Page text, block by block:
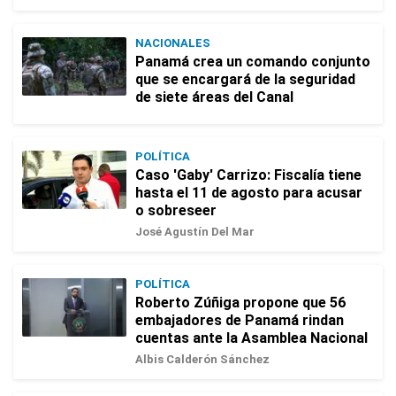
NACIONALES
Panamá crea un comando conjunto
que se encargará de la seguridad
de siete áreas del Canal
POLÍTICA
Caso 'Gaby' Carrizo: Fiscalía tiene
hasta el 11 de agosto para acusar
o sobreseer
José Agustín Del Mar
POLÍTICA
Roberto Zúñiga propone que 56
embajadores de Panamá rindan
cuentas ante la Asamblea Nacional
Albis Calderón Sánchez